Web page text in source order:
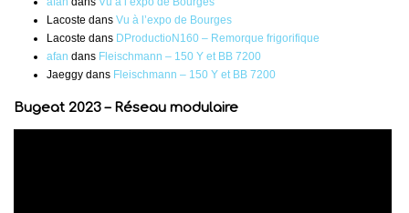
Lacoste dans Vu à l’expo de Bourges
Lacoste dans DProductioN160 – Remorque frigorifique
afan dans Fleischmann – 150 Y et BB 7200
Jaeggy dans Fleischmann – 150 Y et BB 7200
Bugeat 2023 – Réseau modulaire